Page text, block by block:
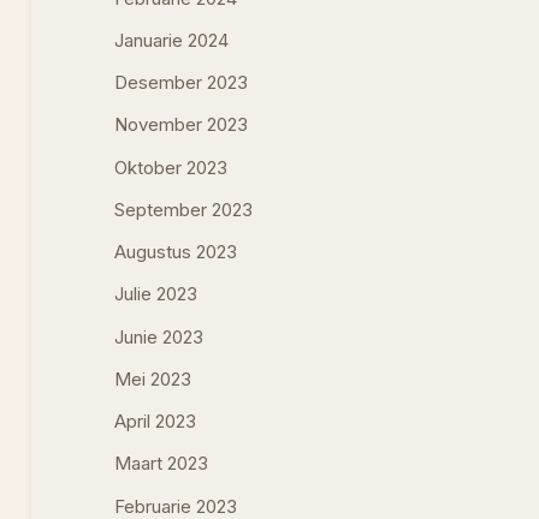
Januarie 2024
Desember 2023
November 2023
Oktober 2023
September 2023
Augustus 2023
Julie 2023
Junie 2023
Mei 2023
April 2023
Maart 2023
Februarie 2023